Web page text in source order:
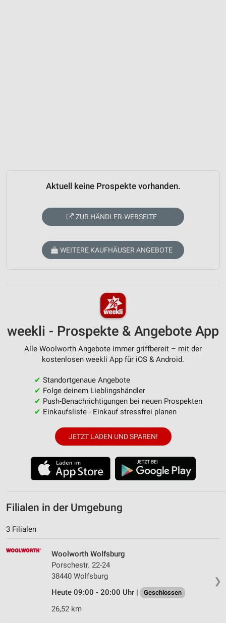
Aktuell keine Prospekte vorhanden.
ZUR HÄNDLER-WEBSEITE
WEITERE KAUFHÄUSER ANGEBOTE
weekli - Prospekte & Angebote App
Alle Woolworth Angebote immer griffbereit – mit der
kostenlosen weekli App für iOS & Android.
✔ Standortgenaue Angebote
✔ Folge deinem Lieblingshändler
✔ Push-Benachrichtigungen bei neuen Prospekten
✔ Einkaufsliste - Einkauf stressfrei planen
JETZT LADEN UND SPAREN!
Filialen in der Umgebung
3 Filialen
❯
Woolworth Wolfsburg
Porschestr. 22-24
38440 Wolfsburg
Heute 09:00 - 20:00 Uhr |
Geschlossen
26,52 km